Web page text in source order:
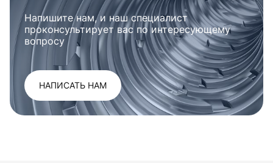
Напишите нам, и наш специалист
проконсультирует вас по интересующему
вопросу
НАПИСАТЬ НАМ